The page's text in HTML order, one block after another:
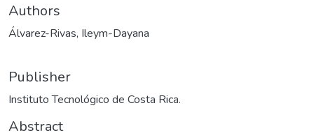
Authors
Álvarez-Rivas, Ileym-Dayana
Publisher
Instituto Tecnológico de Costa Rica.
Abstract